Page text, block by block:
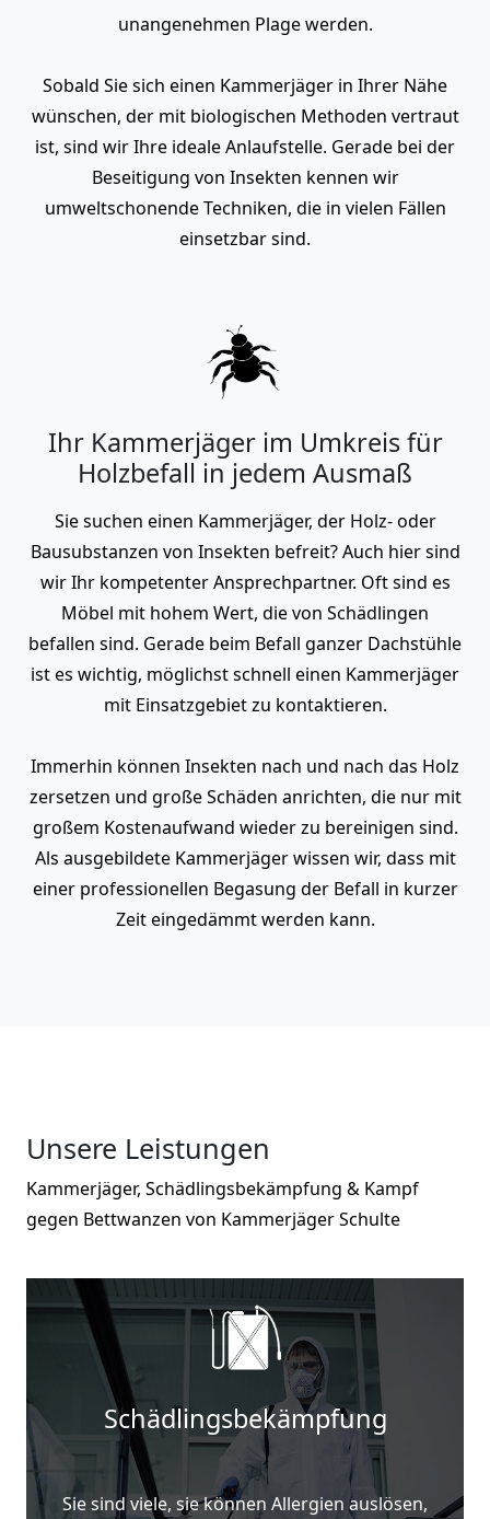
unangenehmen Plage werden.
Sobald Sie sich einen Kammerjäger in Ihrer Nähe
wünschen, der mit biologischen Methoden vertraut
ist, sind wir Ihre ideale Anlaufstelle. Gerade bei der
Beseitigung von Insekten kennen wir
umweltschonende Techniken, die in vielen Fällen
einsetzbar sind.
Ihr Kammerjäger im Umkreis für
Holzbefall in jedem Ausmaß
Sie suchen einen Kammerjäger, der Holz- oder
Bausubstanzen von Insekten befreit? Auch hier sind
wir Ihr kompetenter Ansprechpartner. Oft sind es
Möbel mit hohem Wert, die von Schädlingen
befallen sind. Gerade beim Befall ganzer Dachstühle
ist es wichtig, möglichst schnell einen Kammerjäger
mit Einsatzgebiet zu kontaktieren.
Immerhin können Insekten nach und nach das Holz
zersetzen und große Schäden anrichten, die nur mit
großem Kostenaufwand wieder zu bereinigen sind.
Als ausgebildete Kammerjäger wissen wir, dass mit
einer professionellen Begasung der Befall in kurzer
Zeit eingedämmt werden kann.
Unsere Leistungen
Kammerjäger, Schädlingsbekämpfung & Kampf
gegen Bettwanzen von Kammerjäger Schulte
Schädlingsbekämpfung
Sie sind viele, sie können Allergien auslösen,